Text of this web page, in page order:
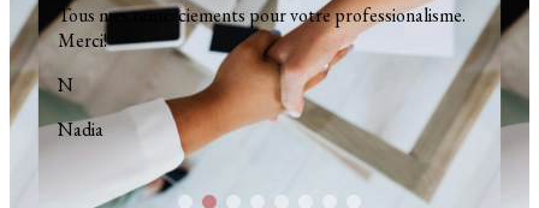
Aujourd'hui c'est une date memorable pour nous. Merci
de tout coeur!
R
Roxanne et Max